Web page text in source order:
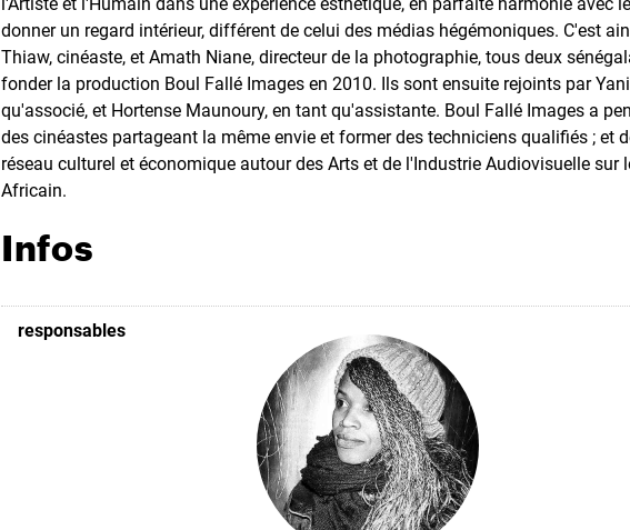
donner un regard intérieur, différent de celui des médias hégémoniques. C'est
Thiaw, cinéaste, et Amath Niane, directeur de la photographie, tous deux
fonder la production Boul Fallé Images en 2010. Ils sont ensuite rejoints par
qu'associé, et Hortense Maunoury, en tant qu'assistante. Boul Fallé Images a
des cinéastes partageant la même envie et former des techniciens qualifiés ; et
réseau culturel et économique autour des Arts et de l'Industrie Audiovisuelle sur
Africain.
Infos
responsables